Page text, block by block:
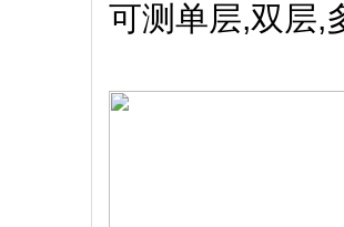
可测单层,双层,